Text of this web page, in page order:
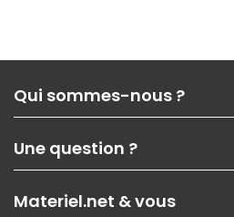
Qui sommes-nous ?
Nos services
Les magasins Materiel.net
Nos solutions pour les pros
Contactez-nous
Une question ?
Paiement, livraison
Materiel.net & vous